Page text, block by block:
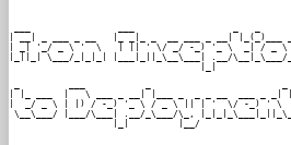
| __| _ ___ _ __   |_ _|_ _  __ ___ _ __| |_(_)___
| _| '_/ _ \ '  \   | || ' \/ _/ -_) '_ \  _| / _
|_||_| \___/_|_|_| |___|_||_\__\___| .__/\__|_\___/
| |_ ___  |   \ ___ _ __| |___ _  _ _ __  ___ _ _|
|  _/ _ \ | |) / -_) '_ \ / _ \ || | '  \/ -_) ' \
\__\___/ |___/\___| .__/_\___/\_,
|_|